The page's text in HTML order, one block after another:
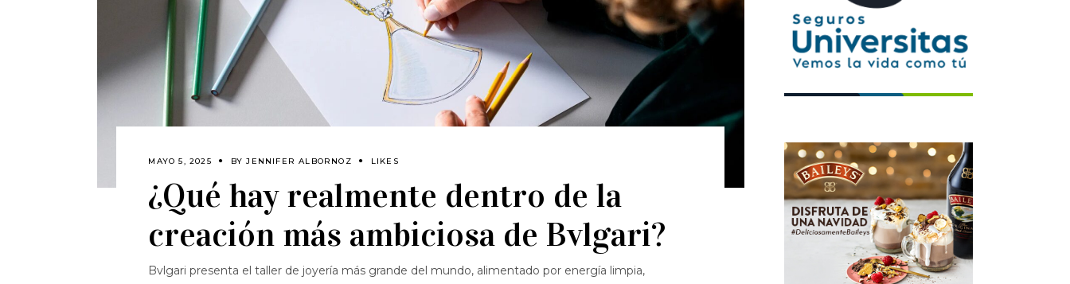
MAYO 5, 2025 BYJENNIFER ALBORNOZ LIKES
¿Qué hay realmente dentro de la
creación más ambiciosa de Bvlgari?
Bvlgari presenta el taller de joyería más grande del mundo, alimentado por energía limpia,